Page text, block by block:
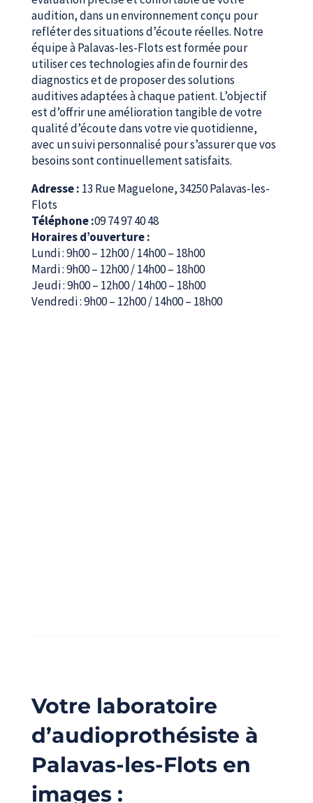
audition, dans un environnement conçu pour
refléter des situations d’écoute réelles. Notre
équipe à Palavas-les-Flots est formée pour
utiliser ces technologies afin de fournir des
diagnostics et de proposer des solutions
auditives adaptées à chaque patient. L’objectif
est d’offrir une amélioration tangible de votre
qualité d’écoute dans votre vie quotidienne,
avec un suivi personnalisé pour s’assurer que vos
besoins sont continuellement satisfaits.
Adresse : 13 Rue Maguelone, 34250 Palavas-les-
Flots
Téléphone :09 74 97 40 48
Horaires d’ouverture :
Lundi : 9h00 – 12h00 / 14h00 – 18h00
Mardi : 9h00 – 12h00 / 14h00 – 18h00
Jeudi : 9h00 – 12h00 / 14h00 – 18h00
Vendredi : 9h00 – 12h00 / 14h00 – 18h00
Votre laboratoire
d’audioprothésiste à
Palavas-les-Flots en
images :